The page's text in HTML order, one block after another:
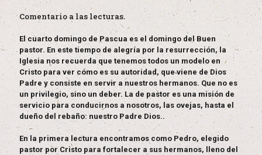
Comentario a las lecturas.
El cuarto domingo de Pascua es el domingo del Buen
pastor. En este tiempo de alegría por la resurrección, la
Iglesia nos recuerda que tenemos todos un modelo en
Cristo para ver cómo es su autoridad, que viene de Dios
Padre y consiste en servir a nuestros hermanos. Que no es
un privilegio, sino un deber. La de pastor es una misión de
servicio para conducirnos a nosotros, las ovejas, hasta el
dueño del rebaño: nuestro Padre Dios..
En la primera lectura encontramos como Pedro, elegido
pastor por Cristo para fortalecer a sus hermanos, lleno del